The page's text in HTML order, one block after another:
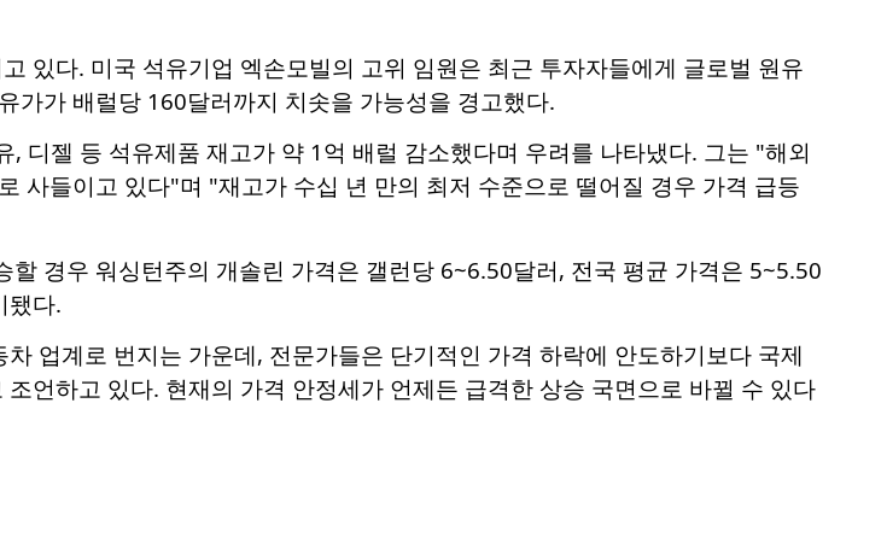
있다. 미국 석유기업 엑손모빌의 고위 임원은 최근 투자자들에게 글로벌 원유
가가 배럴당 160달러까지 치솟을 가능성을 경고했다.
, 디젤 등 석유제품 재고가 약 1억 배럴 감소했다며 우려를 나타냈다. 그는 "해외
사들이고 있다"며 "재고가 수십 년 만의 최저 수준으로 떨어질 경우 가격 급등
경우 워싱턴주의 개솔린 가격은 갤런당 6~6.50달러, 전국 평균 가격은 5~5.50
됐다.
업계로 번지는 가운데, 전문가들은 단기적인 가격 하락에 안도하기보다 국제
언하고 있다. 현재의 가격 안정세가 언제든 급격한 상승 국면으로 바뀔 수 있다